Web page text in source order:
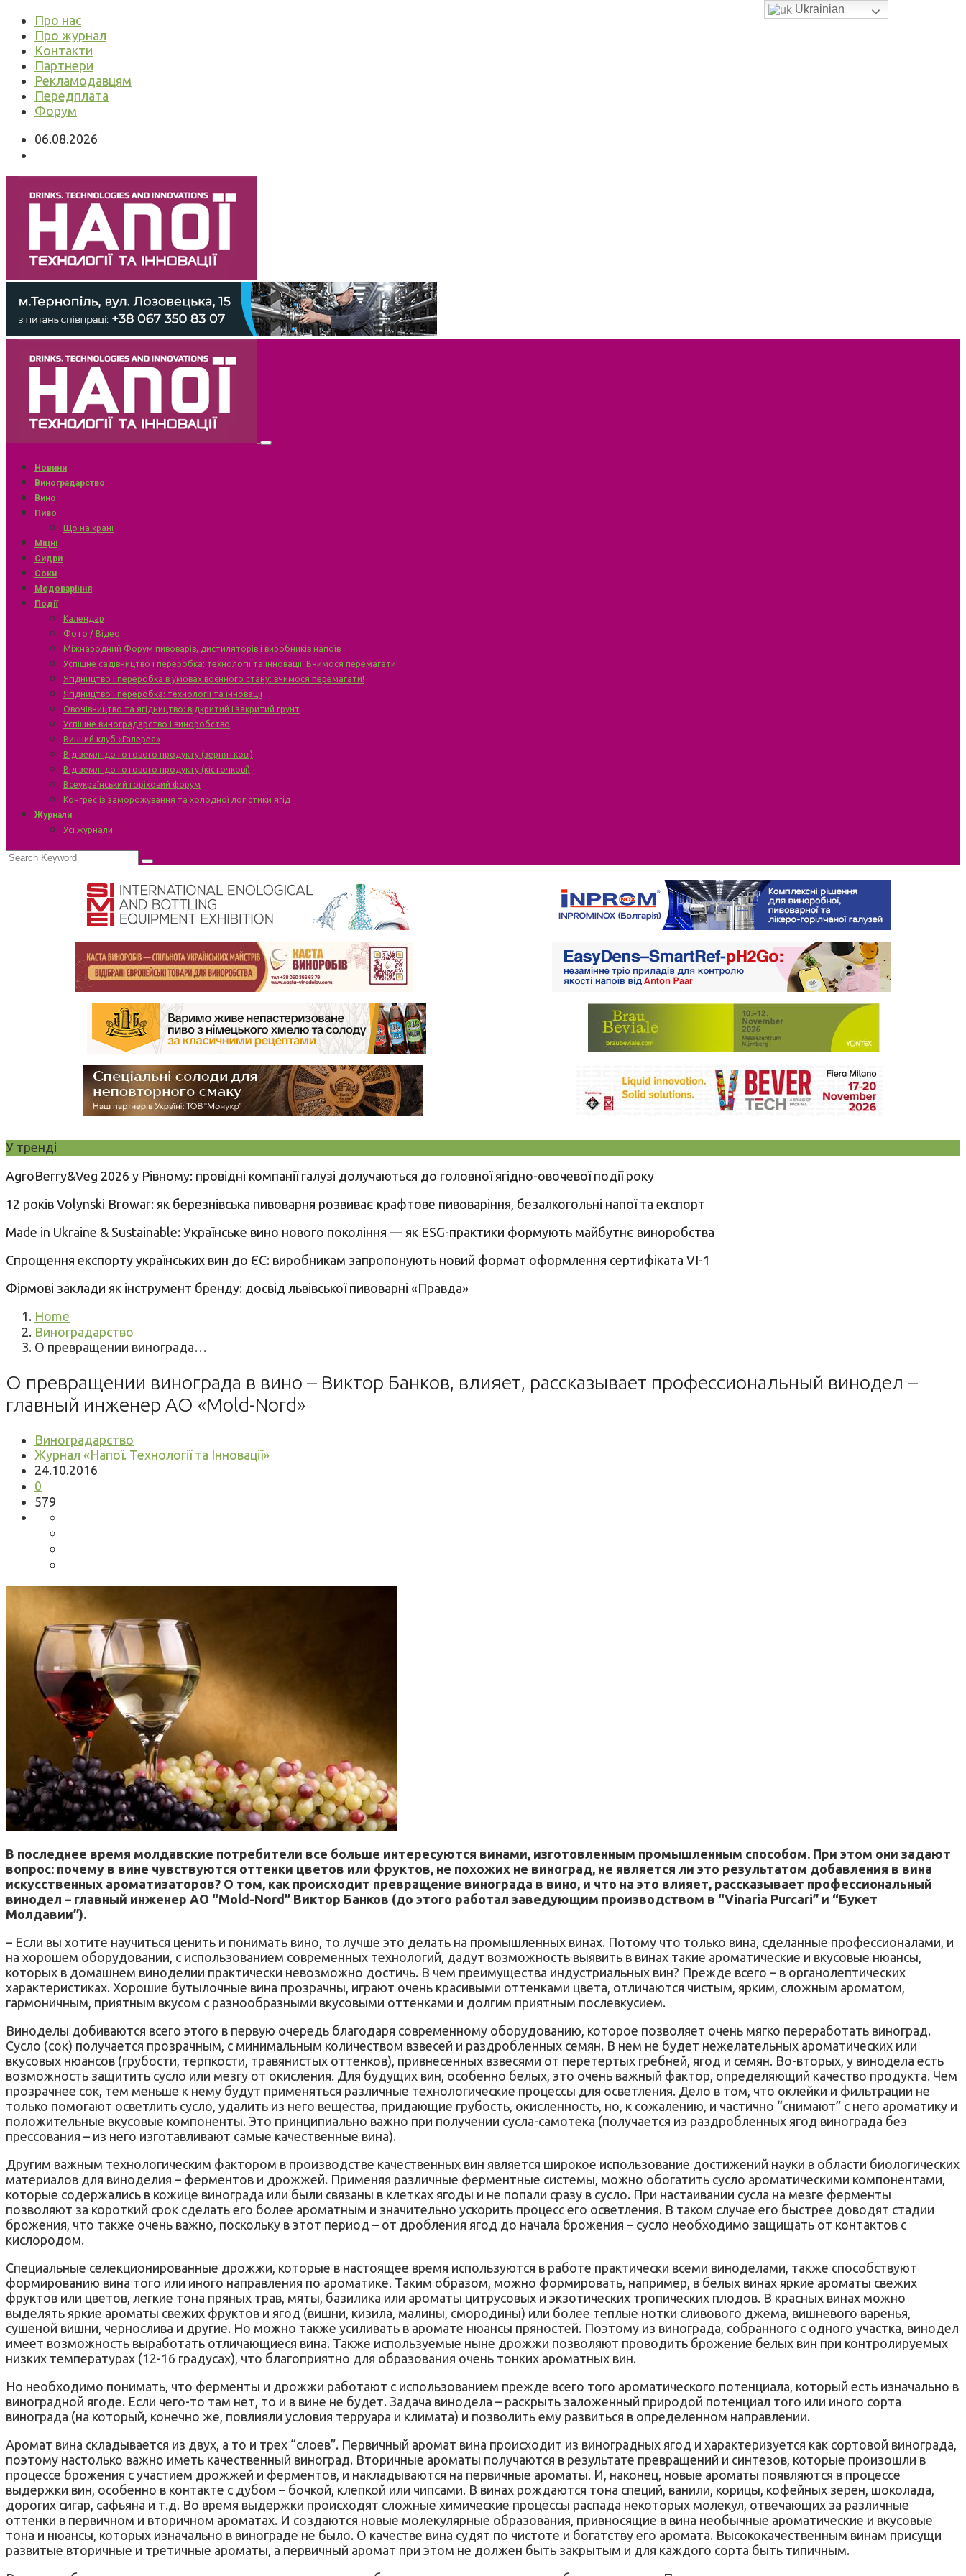
Про нас
Про журнал
Контакти
Партнери
Рекламодавцям
Передплата
Форум
06.08.2026
Новини
Виноградарство
Вино
Пиво
Що на крані
Міцні
Сидри
Соки
Медоваріння
Події
Календар
Фото / Відео
Міжнародний Форум пивоварів, дистиляторів і виробників напоїв
Успішне садівництво і переробка: технології та інновації. Вчимося перемагати!
Ягідництво і переробка в умовах воєнного стану: вчимося перемагати!
Ягідництво і переробка: технології та інновації
Овочівництво та ягідництво: відкритий і закритий ґрунт
Успішне виноградарство і виноробство
Винний клуб «Галерея»
Від землі до готового продукту (зерняткові)
Від землі до готового продукту (кісточкові)
Всеукраїнський горіховий форум
Конгрес із заморожування та холодної логістики ягід
Журнали
Усі журнали
У тренді
AgroBerry&Veg 2026 у Рівному: провідні компанії галузі долучаються до головної ягідно-овочевої події року
12 років Volynski Browar: як березнівська пивоварня розвиває крафтове пивоваріння, безалкогольні напої та експорт
Made in Ukraine & Sustainable: Українське вино нового покоління — як ESG-практики формують майбутнє виноробства
Спрощення експорту українських вин до ЄС: виробникам запропонують новий формат оформлення сертифіката VI-1
Фірмові заклади як інструмент бренду: досвід львівської пивоварні «Правда»
Home
Виноградарство
О превращении винограда…
О превращении винограда в вино – Виктор Банков, влияет, рассказывает профессиональный винодел –
главный инженер АО «Mold-Nord»
Виноградарство
Журнал «Напої. Технології та Інновації»
24.10.2016
0
579
В последнее время молдавские потребители все больше интересуются винами, изготовленным промышленным способом. При этом они задают
вопрос: почему в вине чувствуются оттенки цветов или фруктов, не похожих не виноград, не является ли это результатом добавления в вина
искусственных ароматизаторов? О том, как происходит превращение винограда в вино, и что на это влияет, рассказывает профессиональный
винодел – главный инженер АО “Mold-Nord” Виктор Банков (до этого работал заведующим производством в “Vinaria Purcari” и “Букет
Молдавии”).
– Если вы хотите научиться ценить и понимать вино, то лучше это делать на промышленных винах. Потому что только вина, сделанные профессионалами, и
на хорошем оборудовании, с использованием современных технологий, дадут возможность выявить в винах такие ароматические и вкусовые нюансы,
которых в домашнем виноделии практически невозможно достичь. В чем преимущества индустриальных вин? Прежде всего – в органолептических
характеристиках. Хорошие бутылочные вина прозрачны, играют очень красивыми оттенками цвета, отличаются чистым, ярким, сложным ароматом,
гармоничным, приятным вкусом с разнообразными вкусовыми оттенками и долгим приятным послевкусием.
Виноделы добиваются всего этого в первую очередь благодаря современному оборудованию, которое позволяет очень мягко переработать виноград.
Сусло (сок) получается прозрачным, с минимальным количеством взвесей и раздробленных семян. В нем не будет нежелательных ароматических или
вкусовых нюансов (грубости, терпкости, травянистых оттенков), привнесенных взвесями от перетертых гребней, ягод и семян. Во-вторых, у винодела есть
возможность защитить сусло или мезгу от окисления. Для будущих вин, особенно белых, это очень важный фактор, определяющий качество продукта. Чем
прозрачнее сок, тем меньше к нему будут применяться различные технологические процессы для осветления. Дело в том, что оклейки и фильтрации не
только помогают осветлить сусло, удалить из него вещества, придающие грубость, окисленность, но, к сожалению, и частично “снимают” с него ароматику и
положительные вкусовые компоненты. Это принципиально важно при получении сусла-самотека (получается из раздробленных ягод винограда без
прессования – из него изготавливают самые качественные вина).
Другим важным технологическим фактором в производстве качественных вин является широкое использование достижений науки в области биологических
материалов для виноделия – ферментов и дрожжей. Применяя различные ферментные системы, можно обогатить сусло ароматическими компонентами,
которые содержались в кожице винограда или были связаны в клетках ягоды и не попали сразу в сусло. При настаивании сусла на мезге ферменты
позволяют за короткий срок сделать его более ароматным и значительно ускорить процесс его осветления. В таком случае его быстрее доводят стадии
брожения, что также очень важно, поскольку в этот период – от дробления ягод до начала брожения – сусло необходимо защищать от контактов с
кислородом.
Специальные селекционированные дрожжи, которые в настоящее время используются в работе практически всеми виноделами, также способствуют
формированию вина того или иного направления по ароматике. Таким образом, можно формировать, например, в белых винах яркие ароматы свежих
фруктов или цветов, легкие тона пряных трав, мяты, базилика или ароматы цитрусовых и экзотических тропических плодов. В красных винах можно
выделять яркие ароматы свежих фруктов и ягод (вишни, кизила, малины, смородины) или более теплые нотки сливового джема, вишневого варенья,
сушеной вишни, чернослива и другие. Но можно также усиливать в аромате нюансы пряностей. Поэтому из винограда, собранного с одного участка, винодел
имеет возможность выработать отличающиеся вина. Также используемые ныне дрожжи позволяют проводить брожение белых вин при контролируемых
низких температурах (12-16 градусах), что благоприятно для образования очень тонких ароматных вин.
Но необходимо понимать, что ферменты и дрожжи работают с использованием прежде всего того ароматического потенциала, который есть изначально в
виноградной ягоде. Если чего-то там нет, то и в вине не будет. Задача винодела – раскрыть заложенный природой потенциал того или иного сорта
винограда (на который, конечно же, повлияли условия терруара и климата) и позволить ему развиться в определенном направлении.
Аромат вина складывается из двух, а то и трех “слоев”. Первичный аромат вина происходит из виноградных ягод и характеризуется как сортовой винограда,
поэтому настолько важно иметь качественный виноград. Вторичные ароматы получаются в результате превращений и синтезов, которые произошли в
процессе брожения с участием дрожжей и ферментов, и накладываются на первичные ароматы. И, наконец, новые ароматы появляются в процессе
выдержки вин, особенно в контакте с дубом – бочкой, клепкой или чипсами. В винах рождаются тона специй, ванили, корицы, кофейных зерен, шоколада,
дорогих сигар, сафьяна и т.д. Во время выдержки происходят сложные химические процессы распада некоторых молекул, отвечающих за различные
оттенки в первичном и вторичном ароматах. И создаются новые молекулярные образования, привносящие в вина необычные ароматические и вкусовые
тона и нюансы, которых изначально в винограде не было. О качестве вина судят по чистоте и богатству его аромата. Высококачественным винам присущи
развитые вторичные и третичные ароматы, а первичный аромат при этом не должен быть закрытым и для каждого сорта быть типичным.
Ukrainian